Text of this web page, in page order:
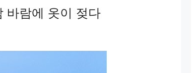
바람에 옷이 젖다